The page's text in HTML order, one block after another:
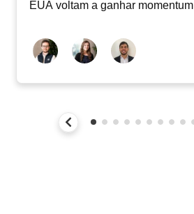
EUA voltam a ganhar momentum